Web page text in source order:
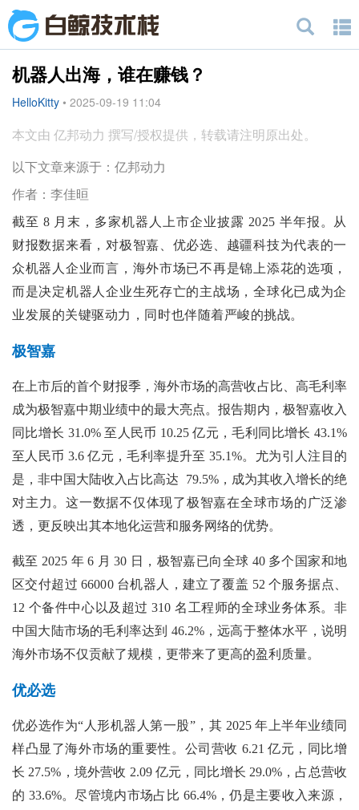
机器人出海，谁在赚钱？
HelloKitty • 2025-09-19 11:04
本文由 亿邦动力 撰写/授权提供，转载请注明原出处。
以下文章来源于：亿邦动力
作者：李佳晅
截至 8 月末，多家机器人上市企业披露 2025 半年报。从
财报数据来看，对极智嘉、优必选、越疆科技为代表的一
众机器人企业而言，海外市场已不再是锦上添花的选项，
而是决定机器人企业生死存亡的主战场，全球化已成为企
业发展的关键驱动力，同时也伴随着严峻的挑战。
极智嘉
在上市后的首个财报季，海外市场的高营收占比、高毛利率
成为极智嘉中期业绩中的最大亮点。报告期内，极智嘉收入
同比增长 31.0% 至人民币 10.25 亿元，毛利同比增长 43.1%
至人民币 3.6 亿元，毛利率提升至 35.1%。尤为引人注目的
是，非中国大陆收入占比高达 79.5%，成为其收入增长的绝
对主力。这一数据不仅体现了极智嘉在全球市场的广泛渗
透，更反映出其本地化运营和服务网络的优势。
截至 2025 年 6 月 30 日，极智嘉已向全球 40 多个国家和地
区交付超过 66000 台机器人，建立了覆盖 52 个服务据点、
12 个备件中心以及超过 310 名工程师的全球业务体系。非
中国大陆市场的毛利率达到 46.2%，远高于整体水平，说明
海外市场不仅贡献了规模，更带来了更高的盈利质量。
优必选
优必选作为“人形机器人第一股”，其 2025 年上半年业绩同
样凸显了海外市场的重要性。公司营收 6.21 亿元，同比增
长 27.5%，境外营收 2.09 亿元，同比增长 29.0%，占总营收
的 33.6%。尽管境内市场占比 66.4%，仍是主要收入来源，